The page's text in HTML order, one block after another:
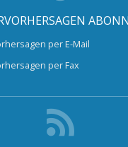
per E-Mail
per Fax